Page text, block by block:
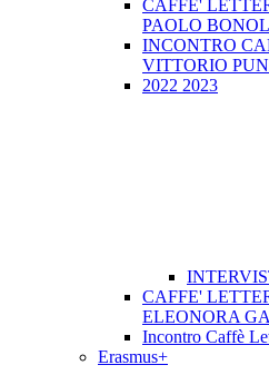
CAFFE'
PAOLO
INCONTRO
VITTORIO
2022 2023
CAFFE'
ELEONORA
Incontro Caffè
Erasmus+